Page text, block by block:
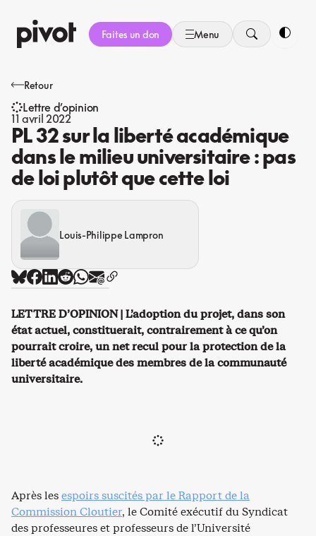
au
contenu
Faites un don Menu
Retour
Lettre d’opinion
11 avril 2022
PL 32 sur la liberté académique
dans le milieu universitaire : pas
de loi plutôt que cette loi
Louis-Philippe Lampron
LETTRE D’OPINION | L’adoption du projet, dans son
état actuel, constituerait, contrairement à ce qu’on
pourrait croire, un net recul pour la protection de la
liberté académique des membres de la communauté
universitaire.
Après lesespoirs suscités par le Rapport de la
Commission Cloutier, le Comité exécutif du Syndicat
des professeures et professeurs de l’Université